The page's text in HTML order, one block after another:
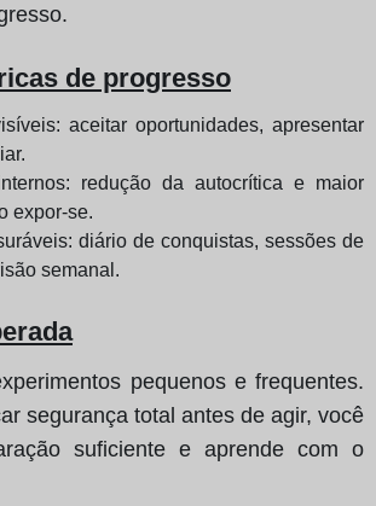
de progresso
aceitar oportunidades, apresentar
redução da autocrítica e maior
expor-se.
diário de conquistas, sessões de
semanal.
pequenos e frequentes.
segurança total antes de agir, você
suficiente e aprende com o